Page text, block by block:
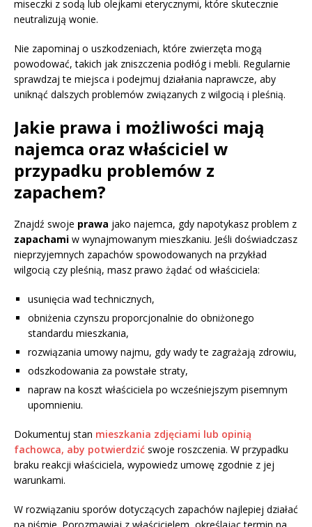
miseczki z sodą lub olejkami eterycznymi, które skutecznie
neutralizują wonie.
Nie zapominaj o uszkodzeniach, które zwierzęta mogą
powodować, takich jak zniszczenia podłóg i mebli. Regularnie
sprawdzaj te miejsca i podejmuj działania naprawcze, aby
uniknąć dalszych problemów związanych z wilgocią i pleśnią.
Jakie prawa i możliwości mają
najemca oraz właściciel w
przypadku problemów z
zapachem?
Znajdź swoje prawa jako najemca, gdy napotykasz problem z
zapachami w wynajmowanym mieszkaniu. Jeśli doświadczasz
nieprzyjemnych zapachów spowodowanych na przykład
wilgocią czy pleśnią, masz prawo żądać od właściciela:
usunięcia wad technicznych,
obniżenia czynszu proporcjonalnie do obniżonego
standardu mieszkania,
rozwiązania umowy najmu, gdy wady te zagrażają zdrowiu,
odszkodowania za powstałe straty,
napraw na koszt właściciela po wcześniejszym pisemnym
upomnieniu.
Dokumentuj stan mieszkania zdjęciami lub opinią
fachowca, aby potwierdzić swoje roszczenia. W przypadku
braku reakcji właściciela, wypowiedz umowę zgodnie z jej
warunkami.
W rozwiązaniu sporów dotyczących zapachów najlepiej działać
na piśmie. Porozmawiaj z właścicielem, określając termin na